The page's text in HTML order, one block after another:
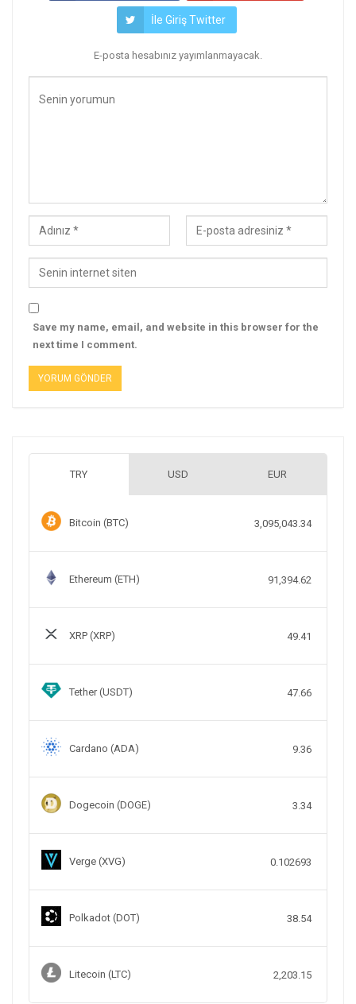
İle Giriş Twitter
E-posta hesabınız yayımlanmayacak.
Save my name, email, and website in this browser for the
next time I comment.
TRY USD EUR
Bitcoin (BTC) 3,095,043.34
Ethereum (ETH) 91,394.62
XRP (XRP) 49.41
Tether (USDT) 47.66
Cardano (ADA) 9.36
Dogecoin (DOGE) 3.34
Verge (XVG) 0.102693
Polkadot (DOT) 38.54
Litecoin (LTC) 2,203.15